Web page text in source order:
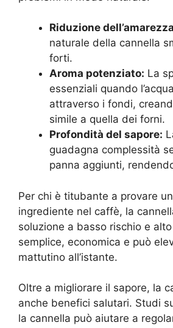
Riduzione
naturale della cannella
forti.
Aroma potenziato: La
essenziali quando
attraverso i fondi,
simile a quella dei forni.
Profondità del sapore:
guadagna complessità
panna aggiunti,
Per chi è titubante a provare
ingrediente nel caffè, la
soluzione a basso rischio e
semplice, economica e può
mattutino all’istante.
Oltre a migliorare il sapore, la
anche benefici salutari. Studi
la cannella può aiutare a